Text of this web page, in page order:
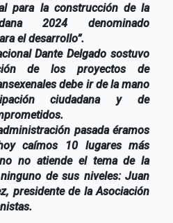
para la construcción de la
2024 denominado
el desarrollo”.
Dante Delgado sostuvo
de los proyectos de
debe ir de la mano
ciudadana y de
pasada éramos
caímos 10 lugares más
no atiende el tema de la
de sus niveles: Juan
presidente de la Asociación